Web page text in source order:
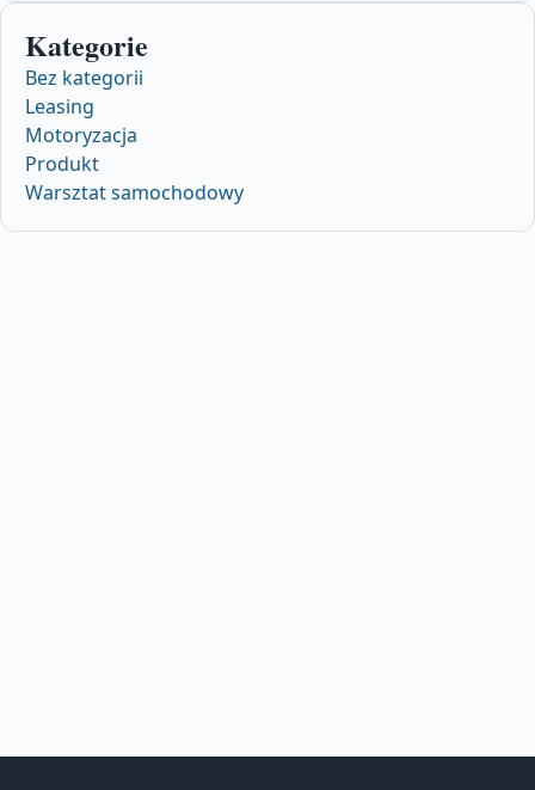
Kategorie
Bez kategorii
Leasing
Motoryzacja
Produkt
Warsztat samochodowy